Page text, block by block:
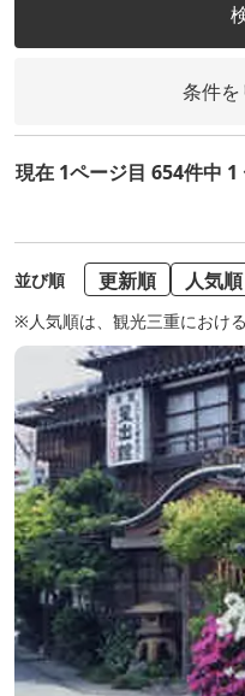
条件を
現在 1ページ目 654件中
並び順 更新順 人気順
※人気順は、観光三重におけ